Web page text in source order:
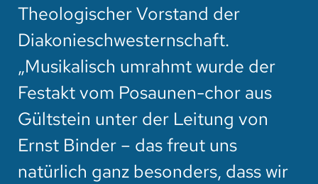
Theologischer Vorstand der
Diakonieschwesternschaft.
„Musikalisch umrahmt wurde der
Festakt vom Posaunen-chor aus
Gültstein unter der Leitung von
Ernst Binder – das freut uns
natürlich ganz besonders, dass wir